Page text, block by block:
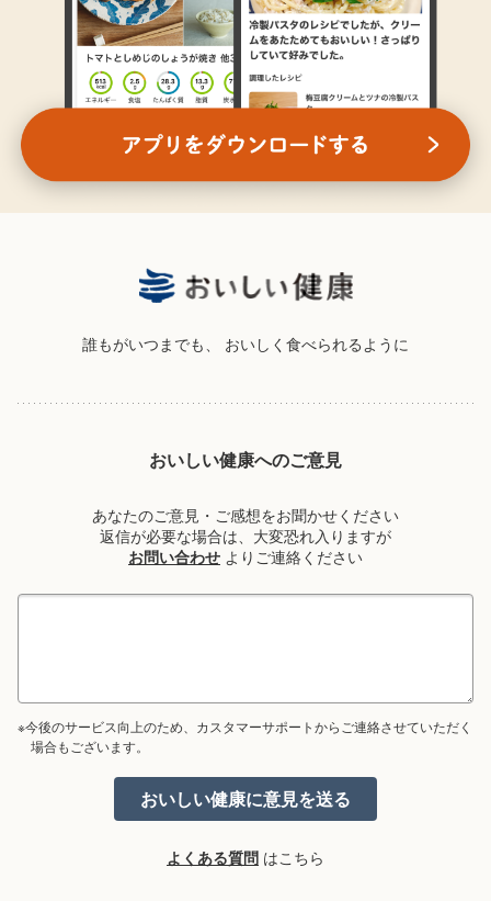
誰もがいつまでも、 おいしく食べられるように
おいしい健康へのご意見
あなたのご意見・ご感想をお聞かせください
返信が必要な場合は、大変恐れ入りますが
お問い合わせ よりご連絡ください
※今後のサービス向上のため、カスタマーサポートからご連絡させていただく
場合もございます。
よくある質問 はこちら